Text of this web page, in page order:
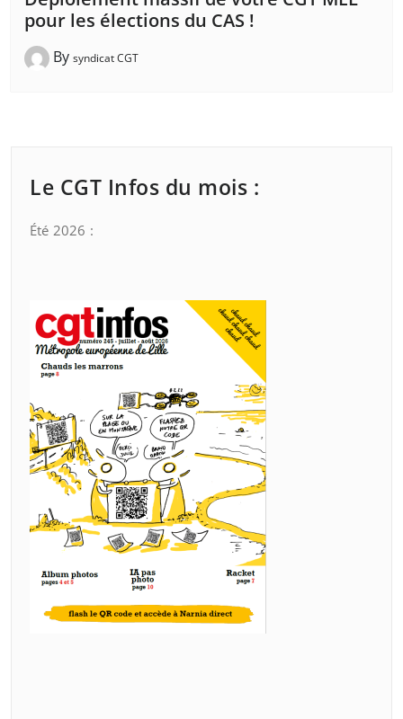
pour les élections du CAS !
By syndicat CGT
Le CGT Infos du mois :
Été 2026 :